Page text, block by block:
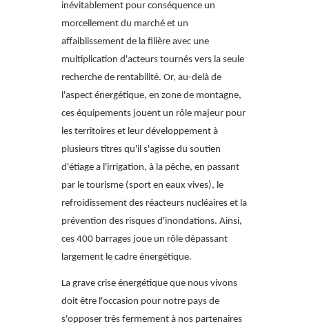
inévitablement pour conséquence un
morcellement du marché et un
affaiblissement de la filière avec une
multiplication d'acteurs tournés vers la seule
recherche de rentabilité. Or, au-delà de
l'aspect énergétique, en zone de montagne,
ces équipements jouent un rôle majeur pour
les territoires et leur développement à
plusieurs titres qu'il s'agisse du soutien
d'étiage a l'irrigation, à la pêche, en passant
par le tourisme (sport en eaux vives), le
refroidissement des réacteurs nucléaires et la
prévention des risques d'inondations. Ainsi,
ces 400 barrages joue un rôle dépassant
largement le cadre énergétique.
La grave crise énergétique que nous vivons
doit être l'occasion pour notre pays de
s'opposer très fermement à nos partenaires